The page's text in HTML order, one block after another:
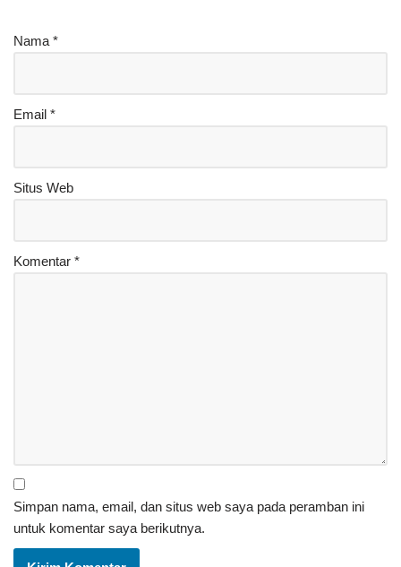
Nama *
Email *
Situs Web
Komentar *
Simpan nama, email, dan situs web saya pada peramban ini
untuk komentar saya berikutnya.